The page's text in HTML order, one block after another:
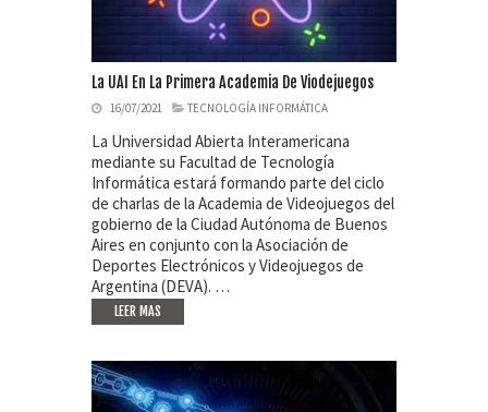
La UAI En La Primera Academia De Viodejuegos
16/07/2021 TECNOLOGÍA INFORMÁTICA
La Universidad Abierta Interamericana
mediante su Facultad de Tecnología
Informática estará formando parte del ciclo
de charlas de la Academia de Videojuegos del
gobierno de la Ciudad Autónoma de Buenos
Aires en conjunto con la Asociación de
Deportes Electrónicos y Videojuegos de
Argentina (DEVA). …
LEER MAS